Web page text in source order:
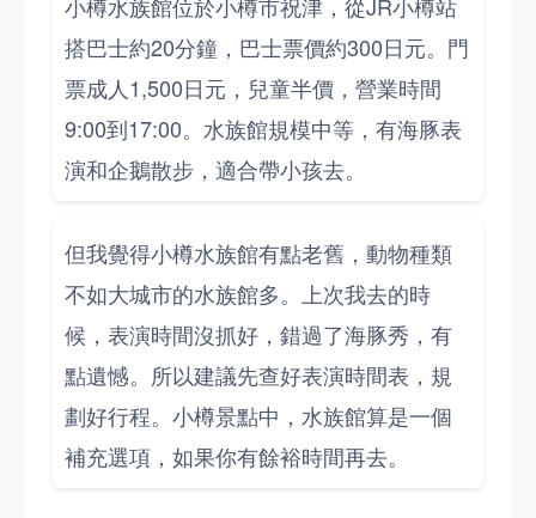
搭巴士約20分鐘，巴士票價約300日元。門
票成人1,500日元，兒童半價，營業時間
9:00到17:00。水族館規模中等，有海豚表
演和企鵝散步，適合帶小孩去。
但我覺得小樽水族館有點老舊，動物種類
不如大城市的水族館多。上次我去的時
候，表演時間沒抓好，錯過了海豚秀，有
點遺憾。所以建議先查好表演時間表，規
劃好行程。小樽景點中，水族館算是一個
補充選項，如果你有餘裕時間再去。